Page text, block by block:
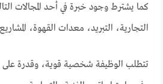
كما يشترط وجود خبرة في أحد المجالات
التجارية، التبريد، معدات القهوة،
تتطلب الوظيفة شخصية قوية، وقدرة على